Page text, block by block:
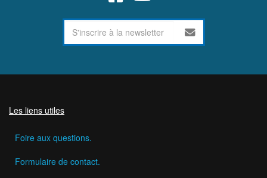
Les liens utiles
Foire aux questions.
Formulaire de contact.